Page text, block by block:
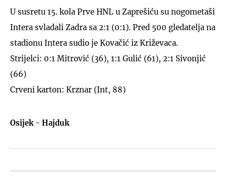
U susretu 15. kola Prve HNL u Zaprešiću su nogometaši
Intera svladali Zadra sa 2:1 (0:1). Pred 500 gledatelja na
stadionu Intera sudio je Kovačić iz Križevaca.
Strijelci: 0:1 Mitrović (36), 1:1 Gulić (61), 2:1 Sivonjić
(66)
Crveni karton: Krznar (Int, 88)
Osijek - Hajduk